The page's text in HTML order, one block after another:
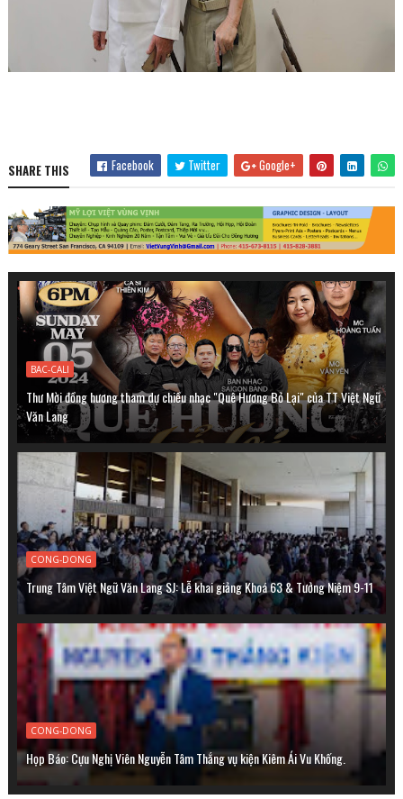
SHARE THIS Facebook Twitter Google+
BAC-CALI
Thư Mời đồng hương tham dự chiều nhạc "Quê Hương Bỏ Lại" của TT Việt Ngữ
Văn Lang
CONG-DONG
Trung Tâm Việt Ngữ Văn Lang SJ: Lễ khai giảng Khoá 63 & Tưởng Niệm 9-11
CONG-DONG
Họp Báo: Cựu Nghị Viên Nguyễn Tâm Thắng vụ kiện Kiêm Ái Vu Khống.